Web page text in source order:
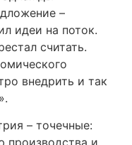
–
идеи на поток.
считать.
внедрить и так
– точечные: